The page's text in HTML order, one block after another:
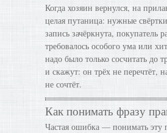
Когда хозяин вернулся, на
целая путаница: нужные
запись зачёркнута, покупатель
требовалось особого ума или
надо было только сосчитать до
и скажут: он трёх не перечтёт,
не сочтёт.
Как понимать фразу
Частая ошибка — понимать эту